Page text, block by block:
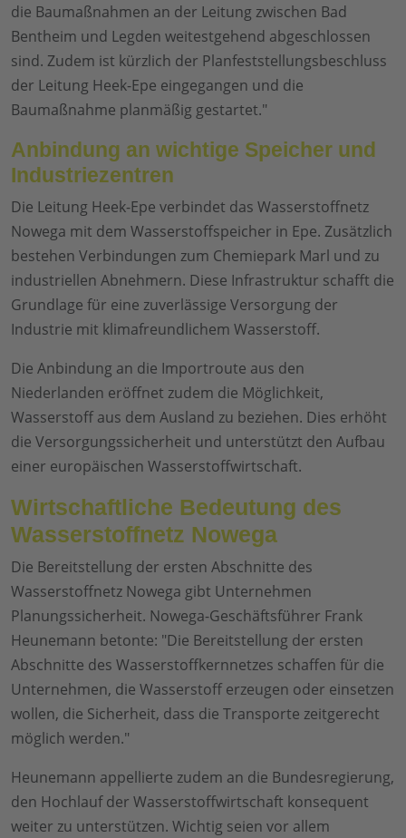
die Baumaßnahmen an der Leitung zwischen Bad
Bentheim und Legden weitestgehend abgeschlossen
sind. Zudem ist kürzlich der Planfeststellungsbeschluss
der Leitung Heek-Epe eingegangen und die
Baumaßnahme planmäßig gestartet."
Anbindung an wichtige Speicher und
Industriezentren
Die Leitung Heek-Epe verbindet das Wasserstoffnetz
Nowega mit dem Wasserstoffspeicher in Epe. Zusätzlich
bestehen Verbindungen zum Chemiepark Marl und zu
industriellen Abnehmern. Diese Infrastruktur schafft die
Grundlage für eine zuverlässige Versorgung der
Industrie mit klimafreundlichem Wasserstoff.
Die Anbindung an die Importroute aus den
Niederlanden eröffnet zudem die Möglichkeit,
Wasserstoff aus dem Ausland zu beziehen. Dies erhöht
die Versorgungssicherheit und unterstützt den Aufbau
einer europäischen Wasserstoffwirtschaft.
Wirtschaftliche Bedeutung des
Wasserstoffnetz Nowega
Die Bereitstellung der ersten Abschnitte des
Wasserstoffnetz Nowega gibt Unternehmen
Planungssicherheit. Nowega-Geschäftsführer Frank
Heunemann betonte: "Die Bereitstellung der ersten
Abschnitte des Wasserstoffkernnetzes schaffen für die
Unternehmen, die Wasserstoff erzeugen oder einsetzen
wollen, die Sicherheit, dass die Transporte zeitgerecht
möglich werden."
Heunemann appellierte zudem an die Bundesregierung,
den Hochlauf der Wasserstoffwirtschaft konsequent
weiter zu unterstützen. Wichtig seien vor allem